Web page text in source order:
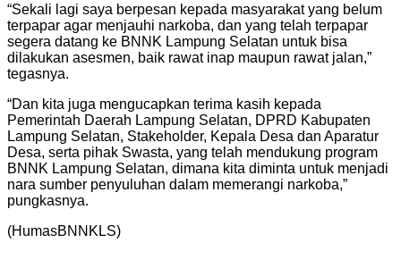
“Sekali lagi saya berpesan kepada masyarakat yang belum
terpapar agar menjauhi narkoba, dan yang telah terpapar
segera datang ke BNNK Lampung Selatan untuk bisa
dilakukan asesmen, baik rawat inap maupun rawat jalan,”
tegasnya.
“Dan kita juga mengucapkan terima kasih kepada
Pemerintah Daerah Lampung Selatan, DPRD Kabupaten
Lampung Selatan, Stakeholder, Kepala Desa dan Aparatur
Desa, serta pihak Swasta, yang telah mendukung program
BNNK Lampung Selatan, dimana kita diminta untuk menjadi
nara sumber penyuluhan dalam memerangi narkoba,”
pungkasnya.
(HumasBNNKLS)